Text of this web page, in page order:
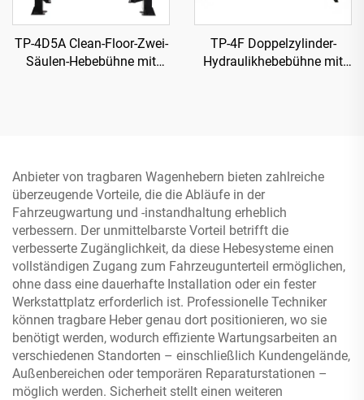
TP-4D5A Clean-Floor-Zwei-
Säulen-Hebebühne mit
TP-4F Doppelzylinder-
Hydraulikhebebühne mit
Anbieter von tragbaren Wagenhebern bieten zahlreiche
überzeugende Vorteile, die die Abläufe in der
Fahrzeugwartung und -instandhaltung erheblich
verbessern. Der unmittelbarste Vorteil betrifft die
verbesserte Zugänglichkeit, da diese Hebesysteme einen
vollständigen Zugang zum Fahrzeugunterteil ermöglichen,
ohne dass eine dauerhafte Installation oder ein fester
Werkstattplatz erforderlich ist. Professionelle Techniker
können tragbare Heber genau dort positionieren, wo sie
benötigt werden, wodurch effiziente Wartungsarbeiten an
verschiedenen Standorten – einschließlich Kundengelände,
Außenbereichen oder temporären Reparaturstationen –
möglich werden. Sicherheit stellt einen weiteren